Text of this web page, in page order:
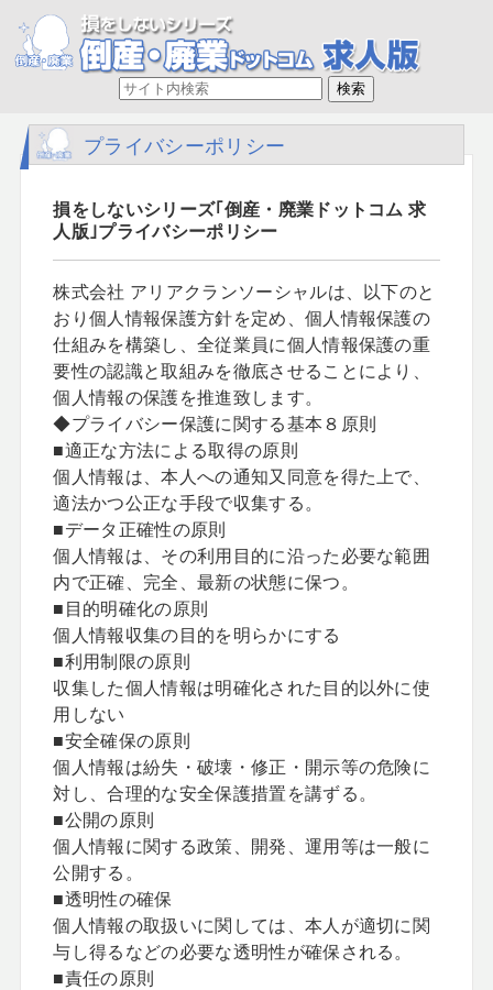
プライバシーポリシー
損をしないシリーズ｢倒産・廃業ドットコム 求
人版｣プライバシーポリシー
株式会社 アリアクランソーシャルは、以下のと
おり個人情報保護方針を定め、個人情報保護の
仕組みを構築し、全従業員に個人情報保護の重
要性の認識と取組みを徹底させることにより、
個人情報の保護を推進致します。
◆プライバシー保護に関する基本８原則
■適正な方法による取得の原則
個人情報は、本人への通知又同意を得た上で、
適法かつ公正な手段で収集する。
■データ正確性の原則
個人情報は、その利用目的に沿った必要な範囲
内で正確、完全、最新の状態に保つ。
■目的明確化の原則
個人情報収集の目的を明らかにする
■利用制限の原則
収集した個人情報は明確化された目的以外に使
用しない
■安全確保の原則
個人情報は紛失・破壊・修正・開示等の危険に
対し、合理的な安全保護措置を講ずる。
■公開の原則
個人情報に関する政策、開発、運用等は一般に
公開する。
■透明性の確保
個人情報の取扱いに関しては、本人が適切に関
与し得るなどの必要な透明性が確保される。
■責任の原則